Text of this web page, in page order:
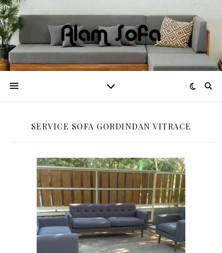
SERVICE SOFA GORDINDAN VITRACE